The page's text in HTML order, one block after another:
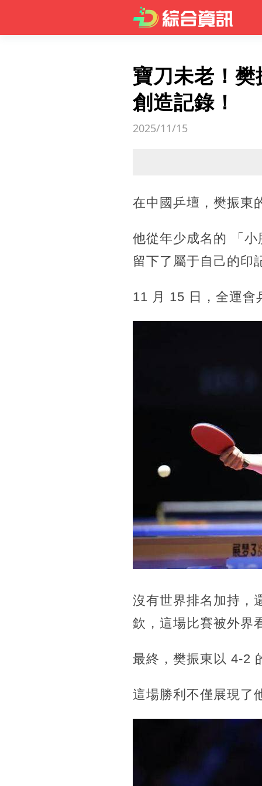
寶刀未老！
創造記錄！
2025/11/15
在中國乒壇， 樊振東
他從年少成名的 「 小
留下了屬于自己的印
11 月 15 日， 全運會
沒有世界排名加持，
欽 ，這場比賽被外
最終，樊振東以 4-2
這場勝利不僅展現了